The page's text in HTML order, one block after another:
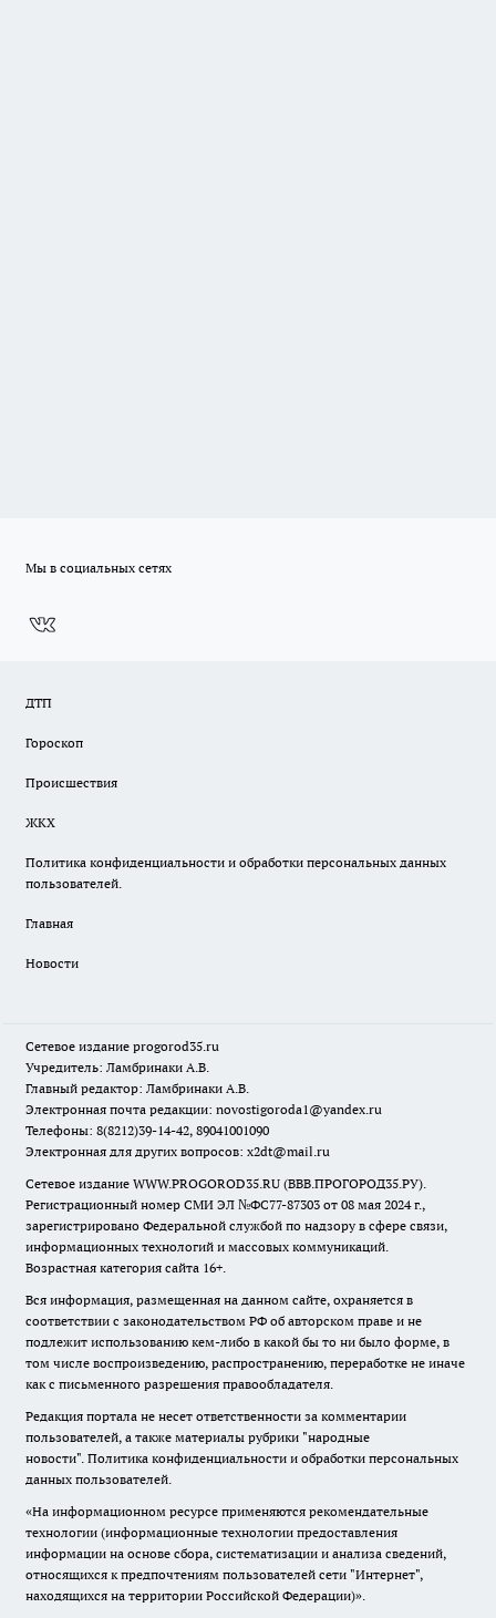
Мы в социальных сетях
ДТП
Гороскоп
Происшествия
ЖКХ
Политика конфиденциальности и обработки персональных данных
пользователей.
Главная
Новости
Сетевое издание progorod35.ru
Учредитель: Ламбринаки А.В.
Главный редактор: Ламбринаки А.В.
Электронная почта редакции: novostigoroda1@yandex.ru
Телефоны: 8(8212)39-14-42, 89041001090
Электронная для других вопросов: x2dt@mail.ru
Сетевое издание WWW.PROGOROD35.RU (ВВВ.ПРОГОРОД35.РУ).
Регистрационный номер СМИ ЭЛ №ФС77-87303 от 08 мая 2024 г.,
зарегистрировано Федеральной службой по надзору в сфере связи,
информационных технологий и массовых коммуникаций.
Возрастная категория сайта 16+.
Вся информация, размещенная на данном сайте, охраняется в
соответствии с законодательством РФ об авторском праве и не
подлежит использованию кем-либо в какой бы то ни было форме, в
том числе воспроизведению, распространению, переработке не иначе
как с письменного разрешения правообладателя.
Редакция портала не несет ответственности за комментарии
пользователей, а также материалы рубрики "народные
новости". Политика конфиденциальности и обработки персональных
данных пользователей.
«На информационном ресурсе применяются рекомендательные
технологии (информационные технологии предоставления
информации на основе сбора, систематизации и анализа сведений,
относящихся к предпочтениям пользователей сети "Интернет",
находящихся на территории Российской Федерации)».